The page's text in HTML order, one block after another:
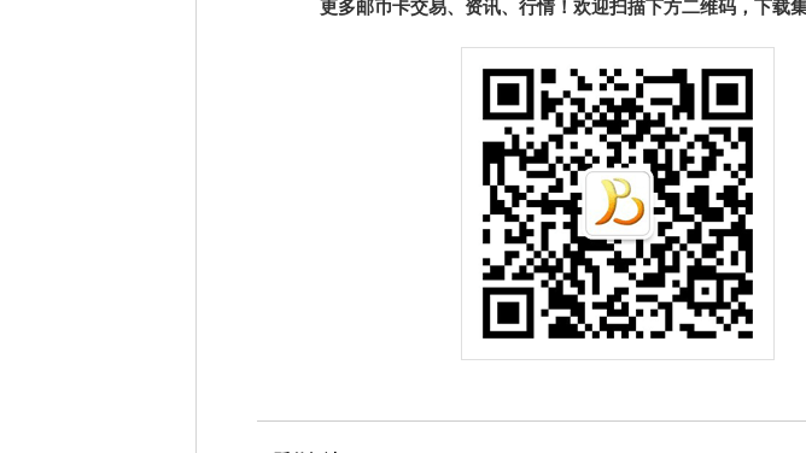
更多邮币卡交易、资讯、行情！欢迎扫描下方二维码，下载集